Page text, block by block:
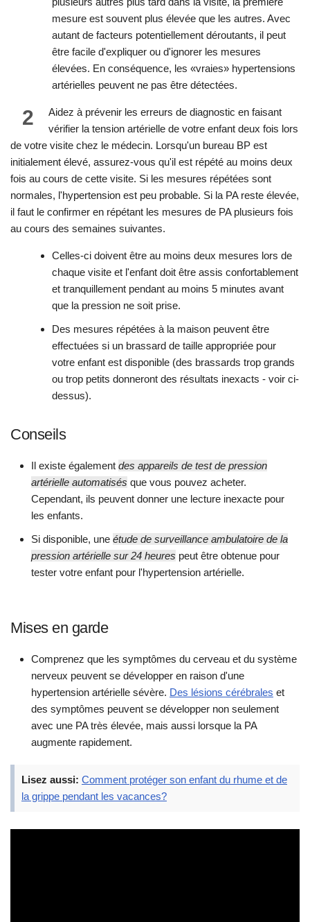
mesure est souvent plus élevée que les autres. Avec
autant de facteurs potentiellement déroutants, il peut
être facile d'expliquer ou d'ignorer les mesures
élevées. En conséquence, les «vraies» hypertensions
artérielles peuvent ne pas être détectées.
2
Aidez à prévenir les erreurs de diagnostic en faisant
vérifier la tension artérielle de votre enfant deux fois lors
de votre visite chez le médecin. Lorsqu'un bureau BP est
initialement élevé, assurez-vous qu'il est répété au moins deux
fois au cours de cette visite. Si les mesures répétées sont
normales, l'hypertension est peu probable. Si la PA reste élevée,
il faut le confirmer en répétant les mesures de PA plusieurs fois
au cours des semaines suivantes.
Celles-ci doivent être au moins deux mesures lors de
chaque visite et l'enfant doit être assis confortablement
et tranquillement pendant au moins 5 minutes avant
que la pression ne soit prise.
Des mesures répétées à la maison peuvent être
effectuées si un brassard de taille appropriée pour
votre enfant est disponible (des brassards trop grands
ou trop petits donneront des résultats inexacts - voir ci-
dessus).
Conseils
Il existe également des appareils de test de pression
artérielle automatisés que vous pouvez acheter.
Cependant, ils peuvent donner une lecture inexacte pour
les enfants.
Si disponible, une étude de surveillance ambulatoire de la
pression artérielle sur 24 heures peut être obtenue pour
tester votre enfant pour l'hypertension artérielle.
Mises en garde
Comprenez que les symptômes du cerveau et du système
nerveux peuvent se développer en raison d'une
hypertension artérielle sévère. Des lésions cérébrales et
des symptômes peuvent se développer non seulement
avec une PA très élevée, mais aussi lorsque la PA
augmente rapidement.
Lisez aussi: Comment protéger son enfant du rhume et de
la grippe pendant les vacances?